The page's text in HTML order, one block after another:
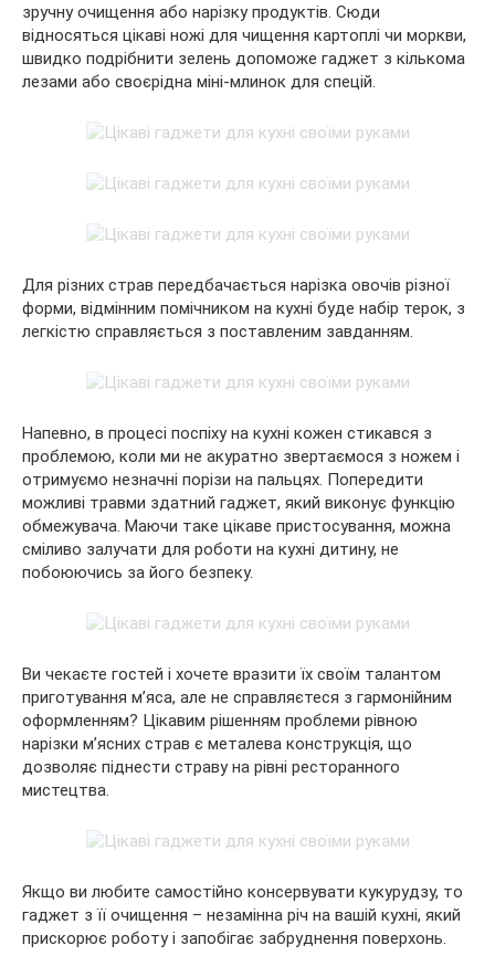
зручну очищення або нарізку продуктів. Сюди
відносяться цікаві ножі для чищення картоплі чи моркви,
швидко подрібнити зелень допоможе гаджет з кількома
лезами або своєрідна міні-млинок для спецій.
Для різних страв передбачається нарізка овочів різної
форми, відмінним помічником на кухні буде набір терок, з
легкістю справляється з поставленим завданням.
Напевно, в процесі поспіху на кухні кожен стикався з
проблемою, коли ми не акуратно звертаємося з ножем і
отримуємо незначні порізи на пальцях. Попередити
можливі травми здатний гаджет, який виконує функцію
обмежувача. Маючи таке цікаве пристосування, можна
сміливо залучати для роботи на кухні дитину, не
побоюючись за його безпеку.
Ви чекаєте гостей і хочете вразити їх своїм талантом
приготування м’яса, але не справляєтеся з гармонійним
оформленням? Цікавим рішенням проблеми рівною
нарізки м’ясних страв є металева конструкція, що
дозволяє піднести страву на рівні ресторанного
мистецтва.
Якщо ви любите самостійно консервувати кукурудзу, то
гаджет з її очищення – незамінна річ на вашій кухні, який
прискорює роботу і запобігає забруднення поверхонь.